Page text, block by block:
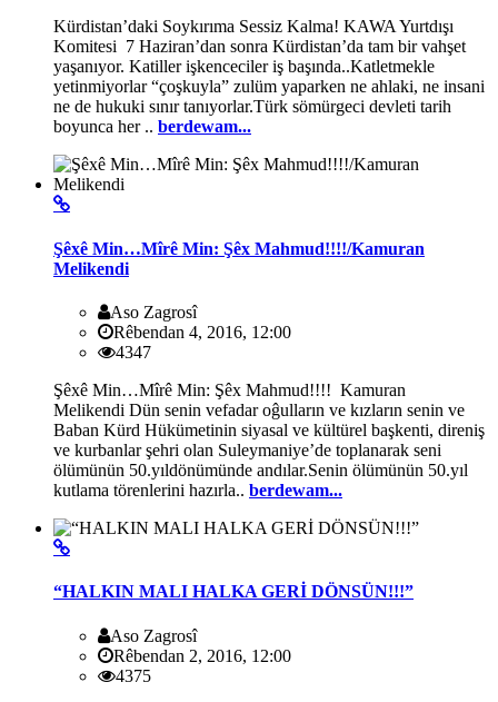
Kürdistan’daki Soykırıma Sessiz Kalma! KAWA Yurtdışı
Komitesi 7 Haziran’dan sonra Kürdistan’da tam bir vahşet
yaşanıyor. Katiller işkenceciler iş başında..Katletmekle
yetinmiyorlar “çoşkuyla” zulüm yaparken ne ahlaki, ne insani
ne de hukuki sınır tanıyorlar.Türk sömürgeci devleti tarih
boyunca her .. berdewam...
Şêxê Min…Mîrê Min: Şêx Mahmud!!!!/Kamuran
Melikendi
Aso Zagrosî
Rêbendan 4, 2016, 12:00
4347
Şêxê Min…Mîrê Min: Şêx Mahmud!!!! Kamuran
Melikendi Dün senin vefadar oĝulların ve kızların senin ve
Baban Kürd Hükümetinin siyasal ve kültürel başkenti, direniş
ve kurbanlar şehri olan Suleymaniye’de toplanarak seni
ölümünün 50.yıldönümünde andılar.Senin ölümünün 50.yıl
kutlama törenlerini hazırla.. berdewam...
“HALKIN MALI HALKA GERİ DÖNSÜN!!!”
Aso Zagrosî
Rêbendan 2, 2016, 12:00
4375